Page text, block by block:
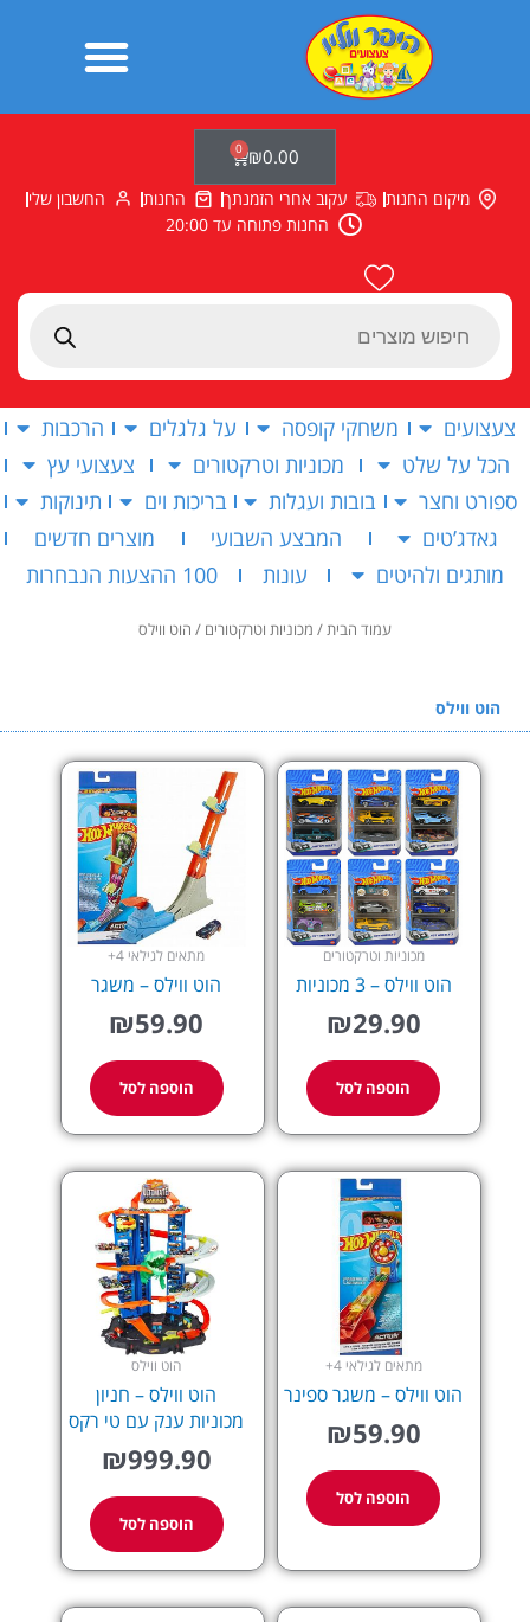
Products
₪0.00
0
עגלת
קניות
מיקום החנות עקוב אחרי הזמנתך החנות
החשבון שלי
החנות פתוחה עד 20:00
צעצועים משחקי קופסה על גלגלים
הרכבות
הכל על שלט
מכוניות וטרקטורים
צעצועי עץ
ספורט וחצר
בובות ועגלות בריכות וים
תינוקות
גאדג’טים
המבצע השבועי
מוצרים חדשים
מותגים ולהיטים
עונות 100 ההצעות הנבחרות
עמוד הבית/ מכוניות וטרקטורים / הוט ווילס
הוט ווילס
מכוניות וטרקטורים
הוט ווילס – 3 מכוניות
₪29.90
הוספה לסל
מתאים לגילאי 4+
הוט ווילס – משגר
₪59.90
הוספה לסל
מתאים לגילאי 4+
הוט ווילס – משגר ספינר
₪59.90
הוספה לסל
הוט ווילס
הוט ווילס – חניון
מכוניות ענק עם טי רקס
₪999.90
הוספה לסל